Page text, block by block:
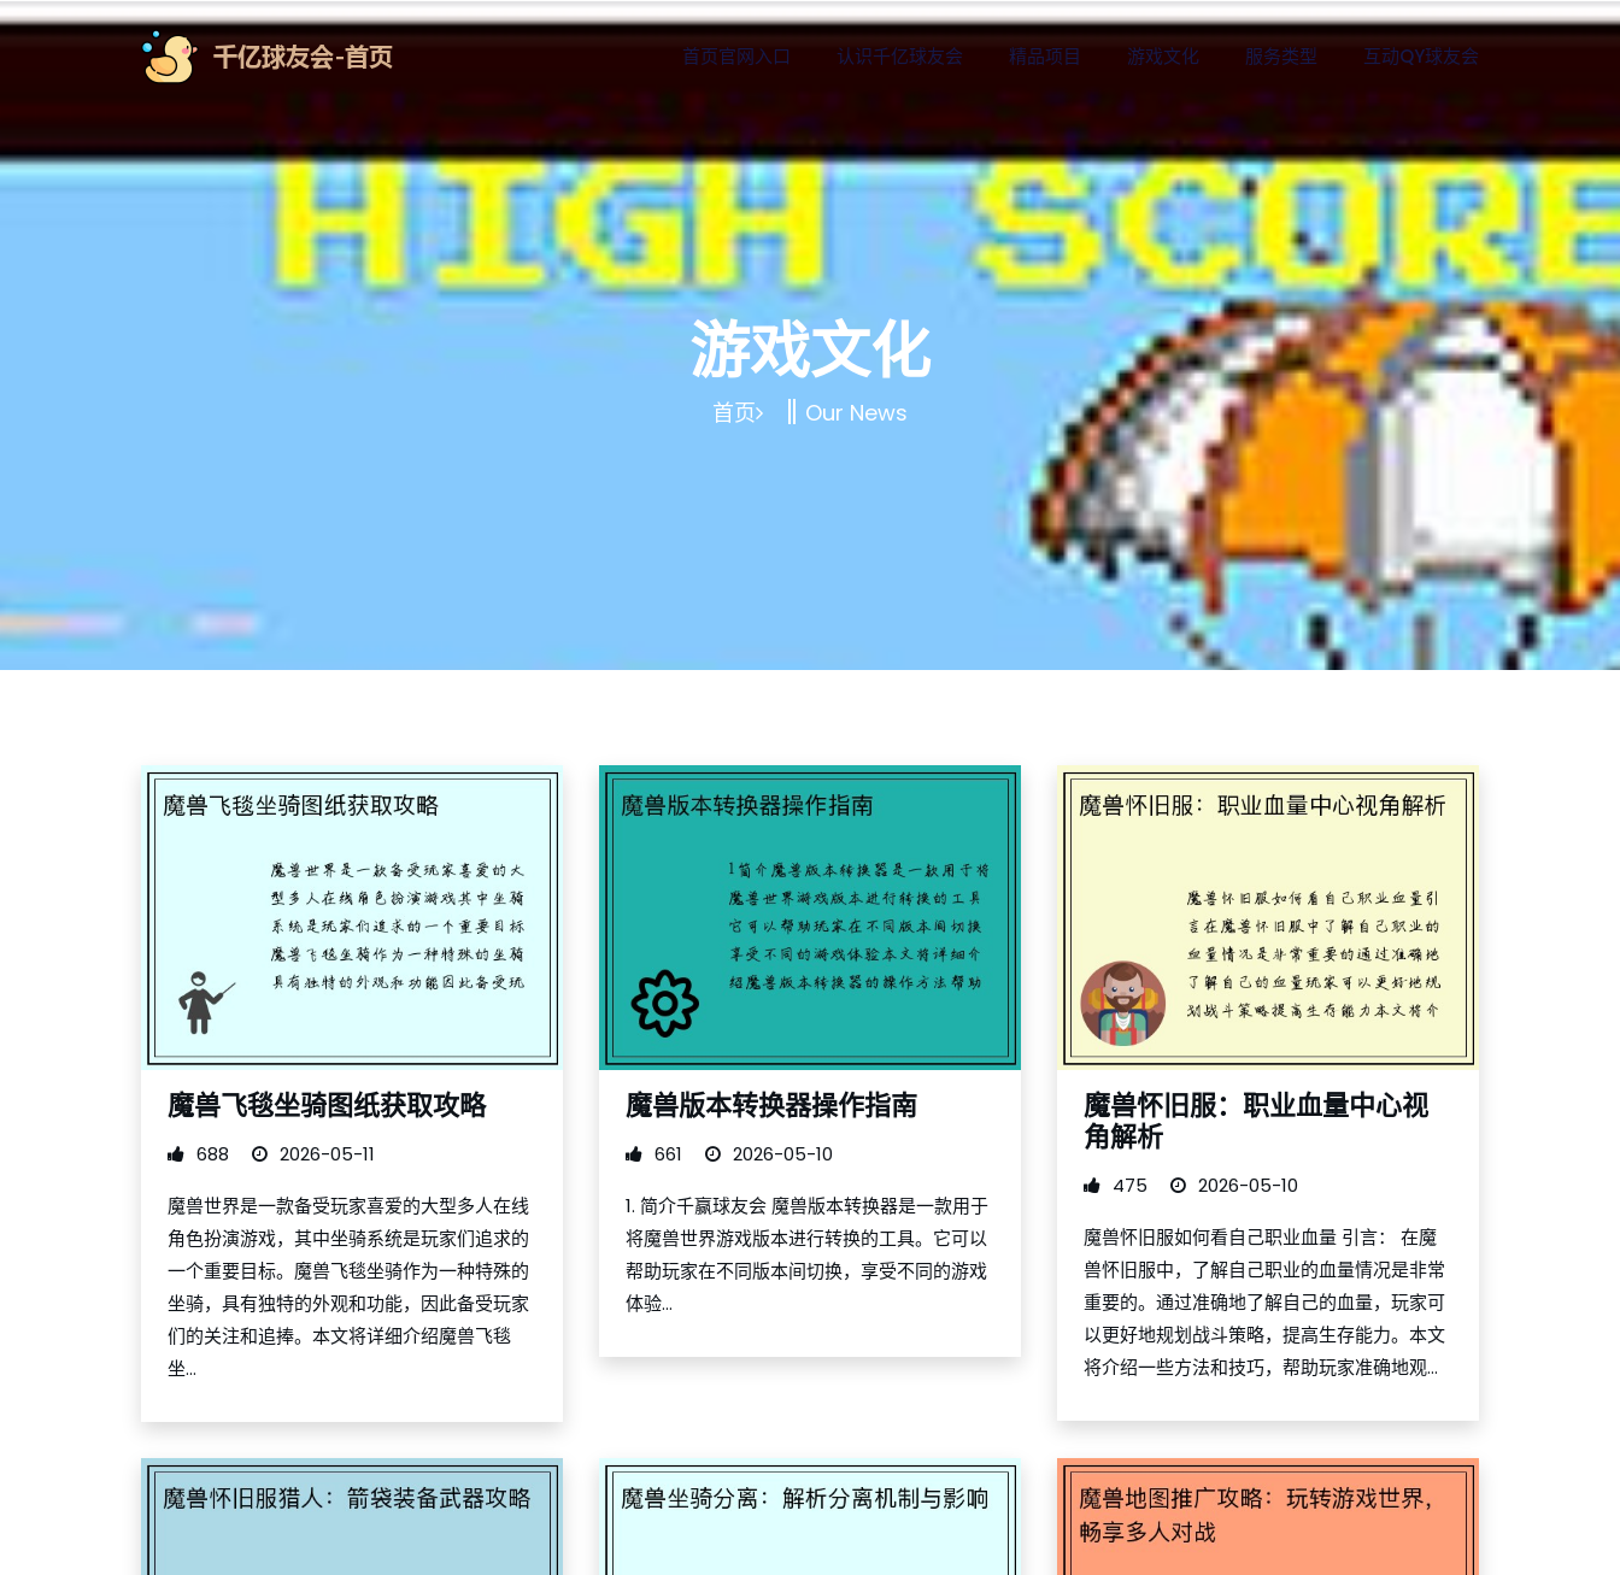
首页官网入口 认识千亿球友会 精品项目 游戏文化 服务类型 互动QY球友会
游戏文化
首页 Our News
魔兽飞毯坐骑图纸获取攻略
688 2026-05-11
魔兽世界是一款备受玩家喜爱的大型多人在线
角色扮演游戏，其中坐骑系统是玩家们追求的
一个重要目标。魔兽飞毯坐骑作为一种特殊的
坐骑，具有独特的外观和功能，因此备受玩家
们的关注和追捧。本文将详细介绍魔兽飞毯
坐...
魔兽版本转换器操作指南
661 2026-05-10
1. 简介千赢球友会 魔兽版本转换器是一款用于
将魔兽世界游戏版本进行转换的工具。它可以
帮助玩家在不同版本间切换，享受不同的游戏
体验...
魔兽怀旧服：职业血量中心视
角解析
475 2026-05-10
魔兽怀旧服如何看自己职业血量 引言： 在魔
兽怀旧服中，了解自己职业的血量情况是非常
重要的。通过准确地了解自己的血量，玩家可
以更好地规划战斗策略，提高生存能力。本文
将介绍一些方法和技巧，帮助玩家准确地观...